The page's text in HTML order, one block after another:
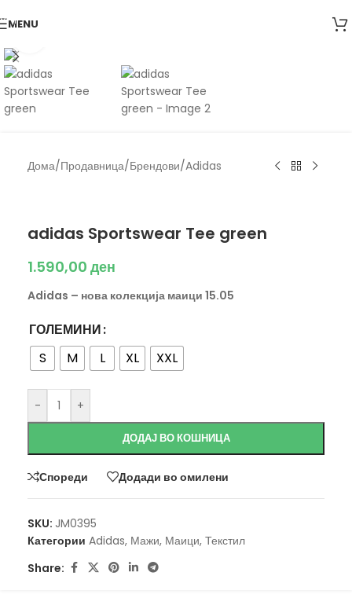
Skip to navigation
Skip to main content
MENU
Дома/Продавница/Брендови/Adidas
adidas Sportswear Tee green
1.590,00 ден
Adidas – нова колекција маици 15.05
ГОЛЕМИНИ
S
M L XL XXL
- +
ДОДАЈ ВО КОШНИЦА
Спореди Додади во омилени
SKU: JM0395
Категории Adidas, Мажи, Маици, Текстил
Share: